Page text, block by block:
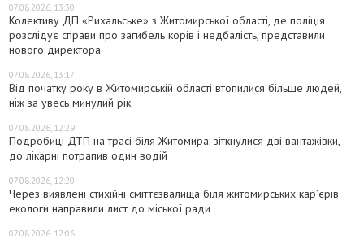
07.08.2026, 13:30
Колективу ДП «Рихальське» з Житомирської області, де поліція
розслідує справи про загибель корів і недбалість, представили
нового директора
07.08.2026, 13:17
Від початку року в Житомирській області втопилися більше людей,
ніж за увесь минулий рік
07.08.2026, 12:29
Подробиці ДТП на трасі біля Житомира: зіткнулися дві вантажівки,
до лікарні потрапив один водій
07.08.2026, 12:20
Через виявлені стихійні сміттєзвалища біля житомирських кар’єрів
екологи направили лист до міської ради
07.08.2026, 12:06